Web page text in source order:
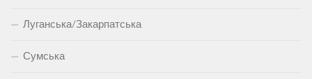
Луганська/Закарпатська
Сумська